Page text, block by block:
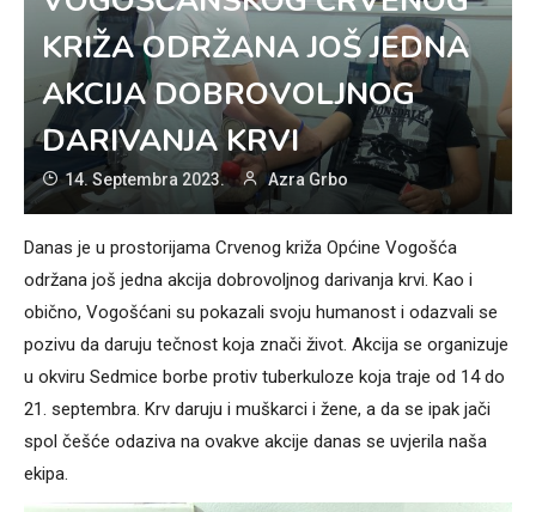
KRIŽA ODRŽANA JOŠ JEDNA
AKCIJA DOBROVOLJNOG
DARIVANJA KRVI
14. Septembra 2023. Azra Grbo
Danas je u prostorijama Crvenog križa Općine Vogošća
održana još jedna akcija dobrovoljnog darivanja krvi. Kao i
obično, Vogošćani su pokazali svoju humanost i odazvali se
pozivu da daruju tečnost koja znači život. Akcija se organizuje
u okviru Sedmice borbe protiv tuberkuloze koja traje od 14 do
21. septembra. Krv daruju i muškarci i žene, a da se ipak jači
spol češće odaziva na ovakve akcije danas se uvjerila naša
ekipa.